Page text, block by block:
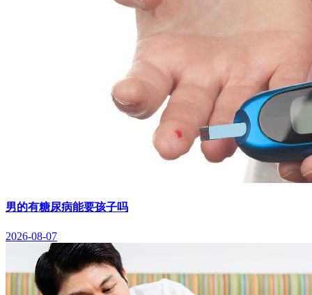
男的有糖尿病能要孩子吗
2026-08-07